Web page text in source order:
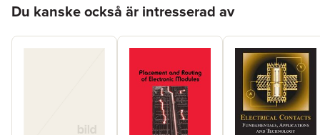
Du kanske också är intresserad av